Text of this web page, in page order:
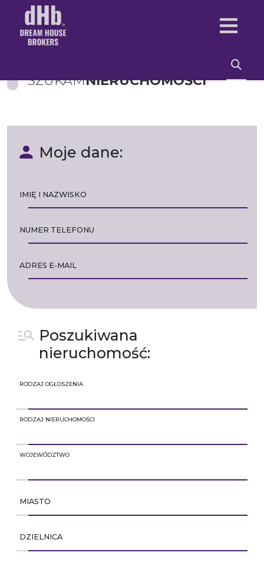
SZUKAMNIERUCHOMOŚCI
Moje dane:
IMIĘ I NAZWISKO
NUMER TELEFONU
ADRES E-MAIL
Poszukiwana
nieruchomość:
RODZAJ OGŁOSZENIA
RODZAJ NIERUCHOMOŚCI
WOJEWÓDZTWO
MIASTO
DZIELNICA